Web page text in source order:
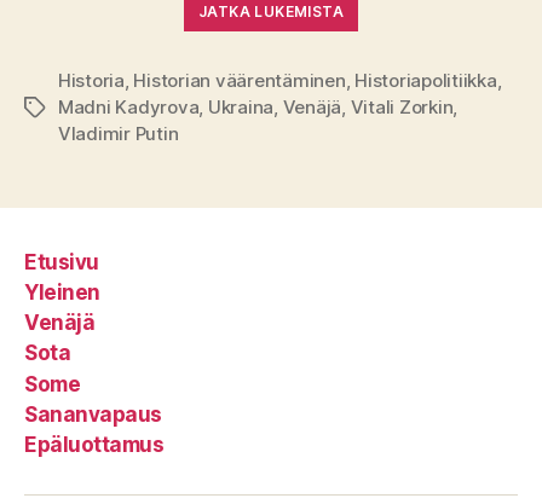
JATKA LUKEMISTA
Avainsanat
Historia, Historian väärentäminen, Historiapolitiikka,
Madni Kadyrova, Ukraina, Venäjä, Vitali Zorkin,
Vladimir Putin
Etusivu
Yleinen
Venäjä
Sota
Some
Sananvapaus
Epäluottamus